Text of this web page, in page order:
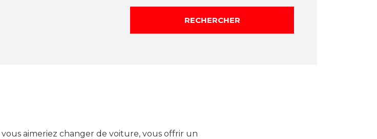
RECHERCHER
vous aimeriez changer de voiture, vous offrir un